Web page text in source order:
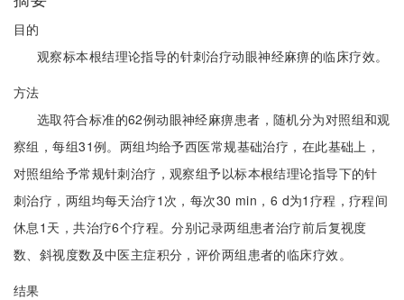
目的
观察标本根结理论指导的针刺治疗动眼神经麻痹的临床疗效。
方法
选取符合标准的62例动眼神经麻痹患者，随机分为对照组和观
察组，每组31例。两组均给予西医常规基础治疗，在此基础上，
对照组给予常规针刺治疗，观察组予以标本根结理论指导下的针
刺治疗，两组均每天治疗1次，每次30 min，6 d为1疗程，疗程间
休息1天，共治疗6个疗程。分别记录两组患者治疗前后复视度
数、斜视度数及中医主症积分，评价两组患者的临床疗效。
结果